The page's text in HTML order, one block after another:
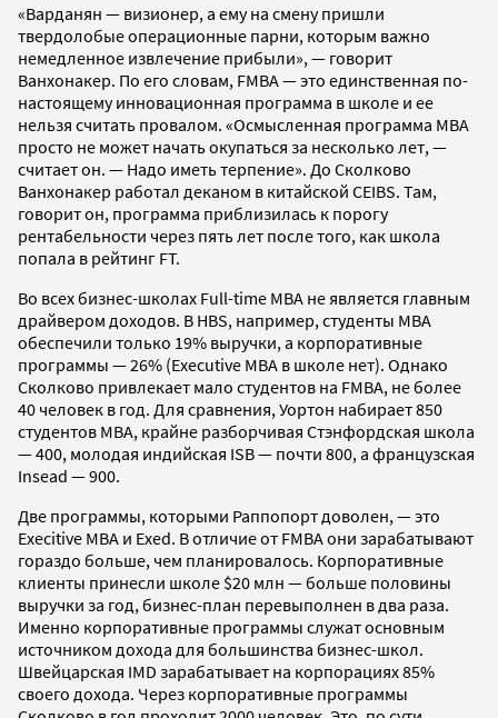
«Варданян — визионер, а ему на смену пришли
твердолобые операционные парни, которым важно
немедленное извлечение прибыли», — говорит
Ванхонакер. По его словам, FMBA — это единственная по-
настоящему инновационная программа в школе и ее
нельзя считать провалом. «Осмысленная программа MBA
просто не может начать окупаться за несколько лет, —
считает он. — Надо иметь терпение». До Сколково
Ванхонакер работал деканом в китайской CEIBS. Там,
говорит он, программа приблизилась к порогу
рентабельности через пять лет после того, как школа
попала в рейтинг FT.
Во всех бизнес-школах Full-time MBA не является главным
драйвером доходов. В HBS, например, студенты MBA
обеспечили только 19% выручки, а корпоративные
программы — 26% (Executive MBA в школе нет). Однако
Сколково привлекает мало студентов на FMBA, не более
40 человек в год. Для сравнения, Уортон набирает 850
студентов MBA, крайне разборчивая Стэнфордская школа
— 400, молодая индийская ISB — почти 800, а французская
Insead — 900.
Две программы, которыми Раппопорт доволен, — это
Execitive MBA и Exed. В отличие от FMBA они зарабатывают
гораздо больше, чем планировалось. Корпоративные
клиенты принесли школе $20 млн — больше половины
выручки за год, бизнес-план перевыполнен в два раза.
Именно корпоративные программы служат основным
источником дохода для большинства бизнес-школ.
Швейцарская IMD зарабатывает на корпорациях 85%
своего дохода. Через корпоративные программы